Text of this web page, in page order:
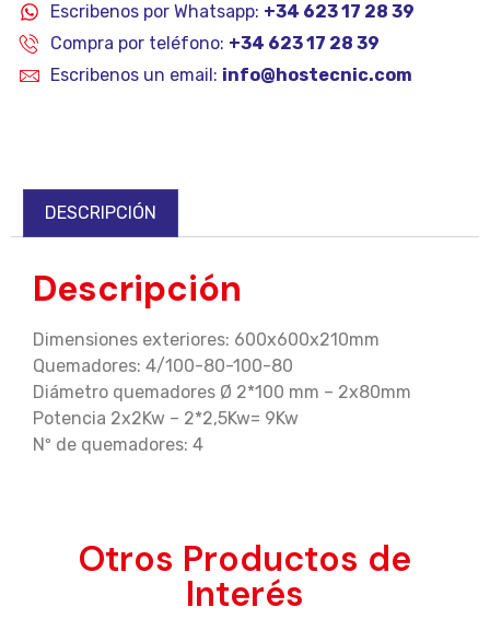
Escribenos por Whatsapp: +34 623 17 28 39
Compra por teléfono: +34 623 17 28 39
Escribenos un email: info@hostecnic.com
DESCRIPCIÓN
Descripción
Dimensiones exteriores: 600x600x210mm
Quemadores: 4/100-80-100-80
Diámetro quemadores Ø 2*100 mm – 2x80mm
Potencia 2x2Kw – 2*2,5Kw= 9Kw
Nº de quemadores: 4
Otros Productos de
Interés